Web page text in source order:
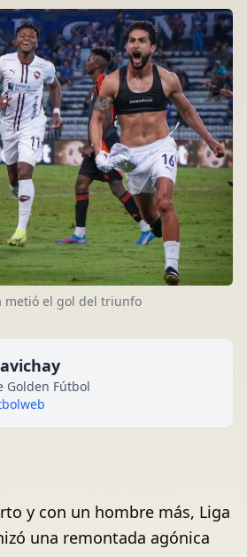
metió el gol del triunfo
Golden Fútbol
y con un hombre más, Liga
una remontada agónica